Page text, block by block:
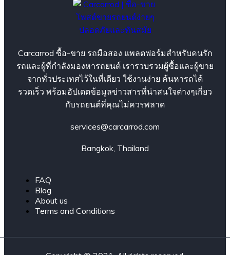
Carcarrod ซื้อ-ขาย รถมือสอง แพลตฟอร์มสำหรับคนรัก
รถและผู้ที่กำลังมองหารถยนต์ เรารวบรวมผู้ซื้อและผู้ขาย
จากทั่วประเทศไว้ในที่เดียว ใช้งานง่าย ค้นหารถได้
รวดเร็ว พร้อมอัปเดตข้อมูลข่าวสารที่น่าสนใจต่างๆเกี่ยว
กับรถยนต์ที่คุณไม่ควรพลาด
services@carcarrod.com
Bangkok, Thailand
FAQ
Blog
About us
Terms and Conditions